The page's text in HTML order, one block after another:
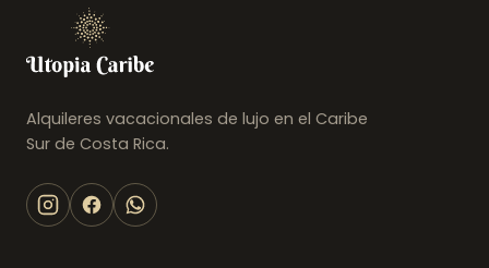
Alquileres vacacionales de lujo en el Caribe
Sur de Costa Rica.